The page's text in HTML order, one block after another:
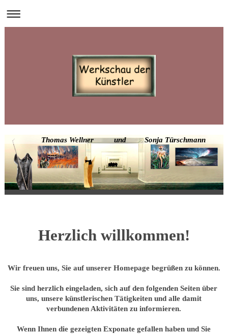
Thomas Wellner und Sonja Türschmann
Herzlich willkommen!
Wir freuen uns, Sie auf unserer Homepage begrüßen zu können.
Sie sind herzlich eingeladen, sich auf den folgenden Seiten über
uns, unsere künstlerischen Tätigkeiten und alle damit
verbundenen Aktivitäten zu informieren.
Wenn Ihnen die gezeigten Exponate gefallen haben und Sie